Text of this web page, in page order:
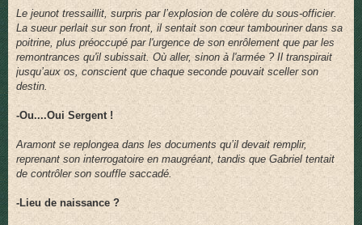
Le jeunot tressaillit, surpris par l’explosion de colère du sous-officier.
La sueur perlait sur son front, il sentait son cœur tambouriner dans sa
poitrine, plus préoccupé par l'urgence de son enrôlement que par les
remontrances qu'il subissait. Où aller, sinon à l'armée ? Il transpirait
jusqu’aux os, conscient que chaque seconde pouvait sceller son
destin.
-Ou....Oui Sergent !
Aramont se replongea dans les documents qu’il devait remplir,
reprenant son interrogatoire en maugréant, tandis que Gabriel tentait
de contrôler son souffle saccadé.
-Lieu de naissance ?